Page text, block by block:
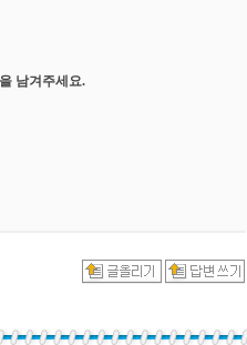
남겨주세요.